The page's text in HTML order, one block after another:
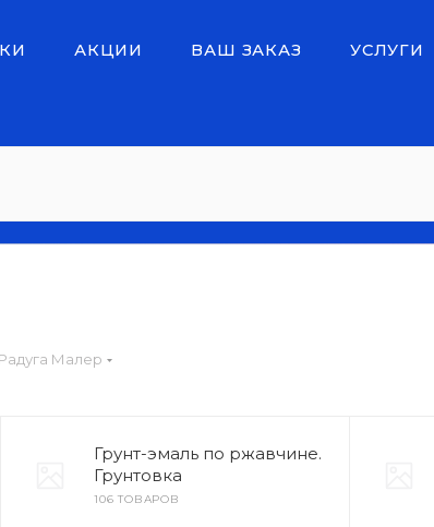
АКЦИИ ВАШ ЗАКАЗ УСЛУГИ
Радуга Малер
Грунт-эмаль по ржавчине.
Грунтовка
106 ТОВАРОВ